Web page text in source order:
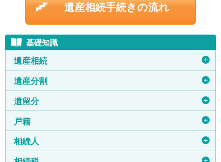
遺産相続手続きの流れ
基礎知識
遺産相続 ＋
遺産分割 ＋
遺留分 ＋
戸籍 ＋
相続人 ＋
＋